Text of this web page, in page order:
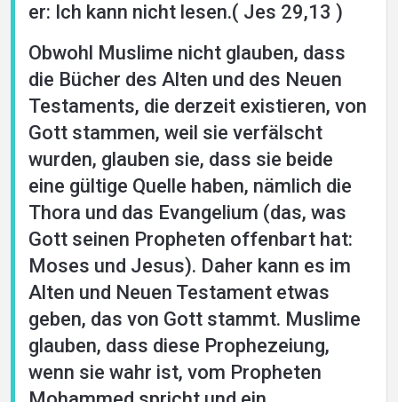
er: Ich kann nicht lesen.( Jes 29,13 )
Obwohl Muslime nicht glauben, dass
die Bücher des Alten und des Neuen
Testaments, die derzeit existieren, von
Gott stammen, weil sie verfälscht
wurden, glauben sie, dass sie beide
eine gültige Quelle haben, nämlich die
Thora und das Evangelium (das, was
Gott seinen Propheten offenbart hat:
Moses und Jesus). Daher kann es im
Alten und Neuen Testament etwas
geben, das von Gott stammt. Muslime
glauben, dass diese Prophezeiung,
wenn sie wahr ist, vom Propheten